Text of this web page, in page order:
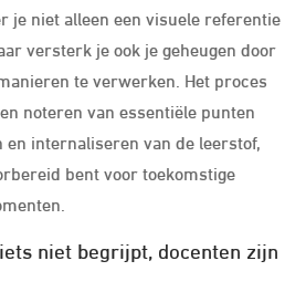
je niet alleen een visuele referentie
versterk je ook je geheugen door
te verwerken. Het proces
noteren van essentiële punten
internaliseren van de leerstof,
bent voor toekomstige
niet begrijpt, docenten zijn